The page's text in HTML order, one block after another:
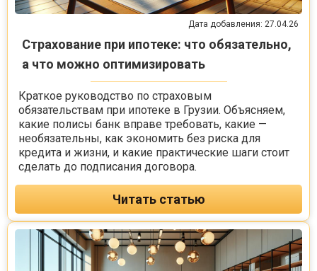
Дата добавления: 27.04.26
Страхование при ипотеке: что обязательно,
а что можно оптимизировать
Краткое руководство по страховым
обязательствам при ипотеке в Грузии. Объясняем,
какие полисы банк вправе требовать, какие —
необязательны, как экономить без риска для
кредита и жизни, и какие практические шаги стоит
сделать до подписания договора.
Читать статью